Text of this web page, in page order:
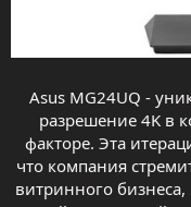
Asus MG24UQ -
разрешение 4K в
факторе. Эта
что компания
витринного